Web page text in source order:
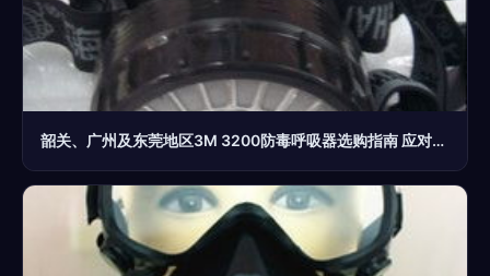
韶关、广州及东莞地区3M 3200防毒呼吸器选购指南 应对生化与烟尘威胁